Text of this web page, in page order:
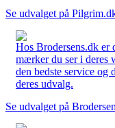
Se udvalget på
Hos Brodersens.dk er
mærker du ser i deres
den bedste service og
deres udvalg.
Se udvalget på